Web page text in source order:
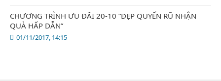
01/11/2017, 14:15
CHƯƠNG TRÌNH ƯU ĐÃI 20-10 “ĐẸP QUYẾN RŨ NHẬN
QUÀ HẤP DẪN”